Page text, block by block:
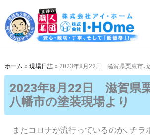
容
を
キ
ッ
ホーム 現場日誌 2023年8月22日 滋賀県栗東市、
2023年8月22日 滋賀県
八幡市の塗装現場より
またコロナが流行っているのか、チラ